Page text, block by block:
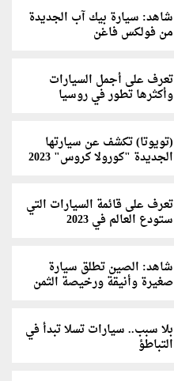
شاهد: سيارة بيك آب الجديدة
من فولكس فاغن
تعرف على أجمل السيارات
وأكثرها تطور في روسيا
(تويوتا) تكشف عن سيارتها
الجديدة "كورولا كروس" 2023
تعرف على قائمة السيارات التي
ستودع العالم في 2023
شاهد: الصين تطلق سيارة
صغيرة وأنيقة ورخيصة الثمن
بلا سبب.. سيارات تسلا تبدأ في
التباطؤ